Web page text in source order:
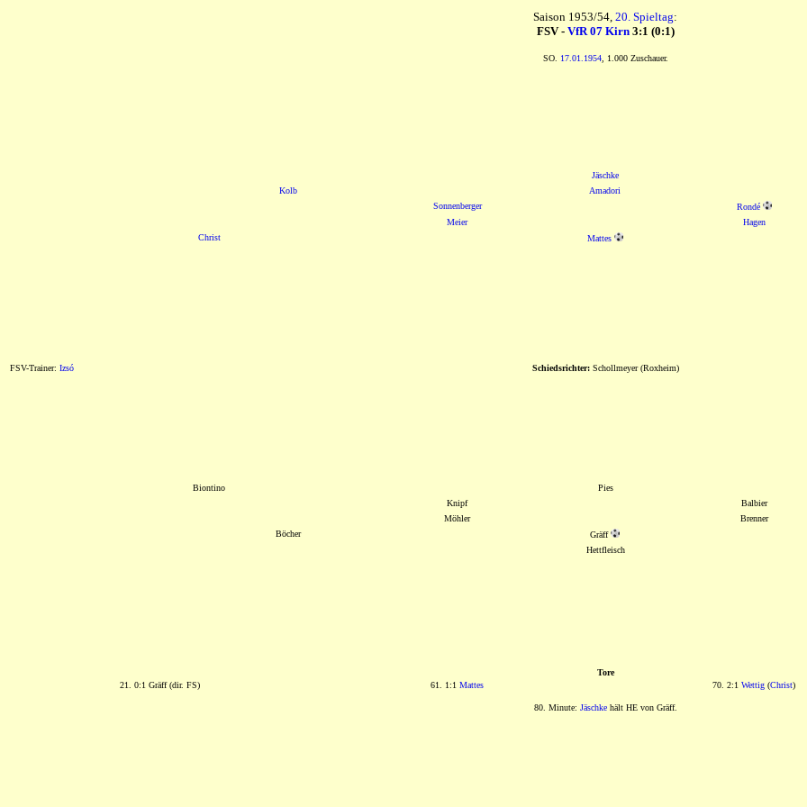
Saison 1953/54, 20. Spieltag:
FSV - VfR 07 Kirn3:1 (0:1)
SO. 17.01.1954, 1.000 Zuschauer.
Jäschke
Kolb
Amadori
Sonnenberger
Rondé
Meier
Hagen
Christ
Mattes
FSV-Trainer: Izsó Schiedsrichter:Schollmeyer (Roxheim)
Biontino Pies
Knipf
Balbier
Möhler
Brenner
Böcher
Gräff
Hettfleisch
Tore
21. 0:1 Gräff (dir. FS)
61. 1:1 Mattes 70. 2:1 Wettig (Christ)
80. Minute: Jäschkehält HE von Gräff.